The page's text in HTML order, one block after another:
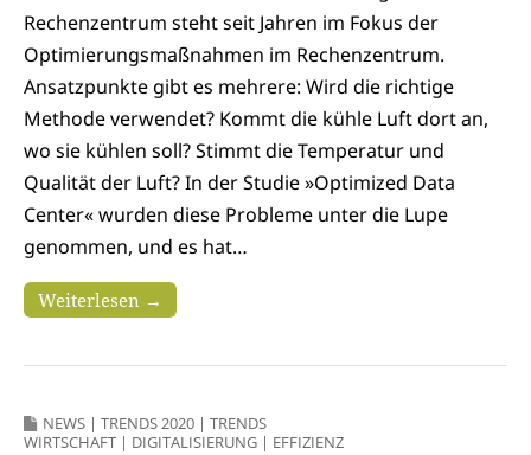
Rechenzentrum steht seit Jahren im Fokus der
Optimierungsmaßnahmen im Rechenzentrum.
Ansatzpunkte gibt es mehrere: Wird die richtige
Methode verwendet? Kommt die kühle Luft dort an,
wo sie kühlen soll? Stimmt die Temperatur und
Qualität der Luft? In der Studie »Optimized Data
Center« wurden diese Probleme unter die Lupe
genommen, und es hat…
Weiterlesen →
NEWS | TRENDS 2020 | TRENDS
WIRTSCHAFT | DIGITALISIERUNG | EFFIZIENZ